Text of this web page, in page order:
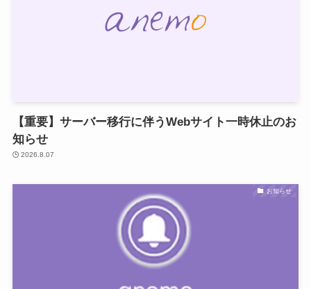
【重要】サーバー移行に伴うWebサイト一時休止のお
知らせ
2026.8.07
お知らせ